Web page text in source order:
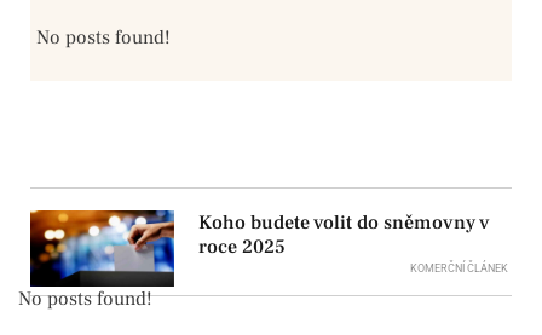
No posts found!
Koho budete volit do sněmovny v
roce 2025
KOMERČNÍ ČLÁNEK
No posts found!